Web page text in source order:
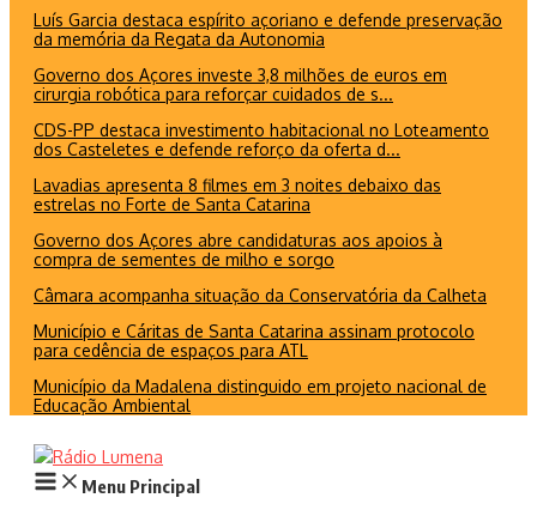
Luís Garcia destaca espírito açoriano e defende preservação
da memória da Regata da Autonomia
Governo dos Açores investe 3,8 milhões de euros em
cirurgia robótica para reforçar cuidados de s...
CDS-PP destaca investimento habitacional no Loteamento
dos Casteletes e defende reforço da oferta d...
Lavadias apresenta 8 filmes em 3 noites debaixo das
estrelas no Forte de Santa Catarina
Governo dos Açores abre candidaturas aos apoios à
compra de sementes de milho e sorgo
Câmara acompanha situação da Conservatória da Calheta
Município e Cáritas de Santa Catarina assinam protocolo
para cedência de espaços para ATL
Município da Madalena distinguido em projeto nacional de
Educação Ambiental
Menu Principal